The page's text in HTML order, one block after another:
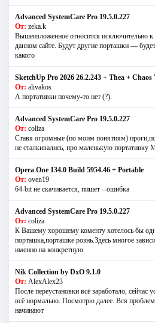
Advanced SystemCare Pro 19.5.0.227
От: zeka.k
Вышеизложенное относится исключительно к
данном сайте. Будут другие порташки —
какого
SketchUp Pro 2026 26.2.243 + Thea + Chaos
От: alivakos
А портативки почему-то нет (?).
Advanced SystemCare Pro 19.5.0.227
От: coliza
Ставя огромные (по моим понятиям)
не сталкивались, про маленькую портативку
Opera One 134.0 Build 5954.46 + Portable
От: oven19
64-bit не скачивается, пишет --ошибка
Advanced SystemCare Pro 19.5.0.227
От: coliza
К Вашему хорошему коменту хотелось бы
порташка,порташке рознь.Здесь многое
именно на конкретную
Nik Collection by DxO 9.1.0
От: AlexAlex23
После переустановки всё заработало, сейчас
всё нормально. Посмотрю далее. Вся
начинают